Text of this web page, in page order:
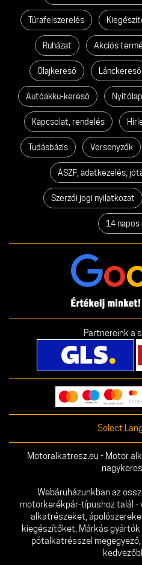
Túrafelszerelés
Ruházat Akciós
Olajkereső Lánckereső
Autóakku-kereső Nyitólap
Kapcsolat, rendelés
Tudásbázis Versenyzők
ÁSZF, adatkezelés,
Szerzői jogi nyilatkozat
14 napos
Partnereink a
Select
Motoralkatresz.eu - Motor
Webáruházunkban az
motorkerékpár-típushoz talál -
alkatrészeket,
kiegészítőket. Márkás
pótalkatrésszel